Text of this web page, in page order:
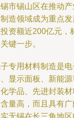
市锡山区在推动
造领域成为重点
资额近200亿元，
键一步。
专用材料制造是
显示面板、新能
学品、先进封装
量高，而且具有
无锡在长三角地区